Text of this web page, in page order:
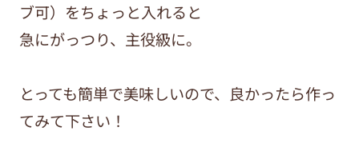
ブ可）をちょっと入れると
急にがっつり、主役級に。
とっても簡単で美味しいので、良かったら作っ
てみて下さい！